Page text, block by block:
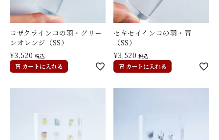
コザクラインコの羽・グリー
ンオレンジ（SS）
¥3,520 税込
カートに入れる
セキセイインコの羽・青
（SS）
¥3,520 税込
カートに入れる